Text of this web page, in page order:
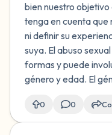
bien nuestro
tenga en cuenta
ni definir su
suya. El abuso
formas y puede
género y edad. El
0 0